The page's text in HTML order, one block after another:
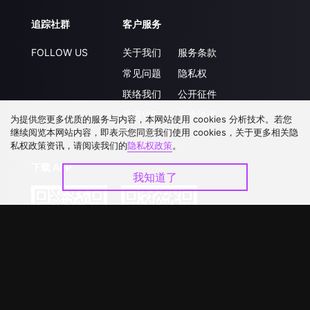
追踪社群
FOLLOW US
客户服务
关于我们
常见问题
联络我们
升级VIP
服务条款
隐私权
公开征件
合作洽談
下载 APP
为提供您更多优质的服务与内容，本网站使用 cookies 分析技术。若您
继续阅览本网站内容，即表示您同意我们使用 cookies，关于更多相关隐
私权政策资讯，请阅读我们的隐私权政策。
我知道了